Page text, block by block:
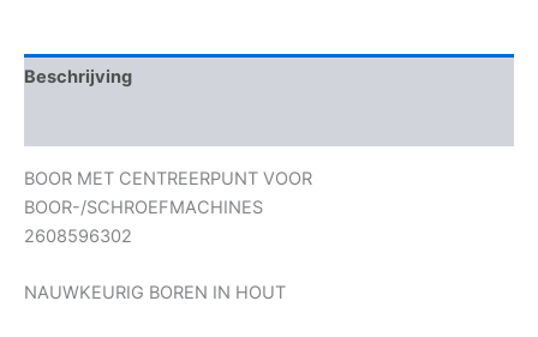
Beschrijving
BOOR MET CENTREERPUNT VOOR
BOOR-/SCHROEFMACHINES
2608596302
NAUWKEURIG BOREN IN HOUT